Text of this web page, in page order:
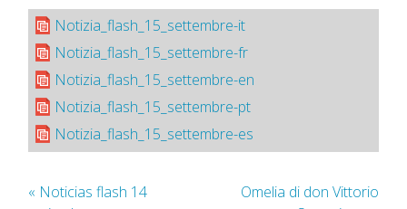
Notizia_flash_15_settembre-it
Notizia_flash_15_settembre-fr
Notizia_flash_15_settembre-en
Notizia_flash_15_settembre-pt
Notizia_flash_15_settembre-es
« Noticias flash 14
Omelia di don Vittorio